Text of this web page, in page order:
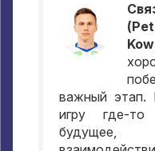
важный этап.
игру где-
будущее,